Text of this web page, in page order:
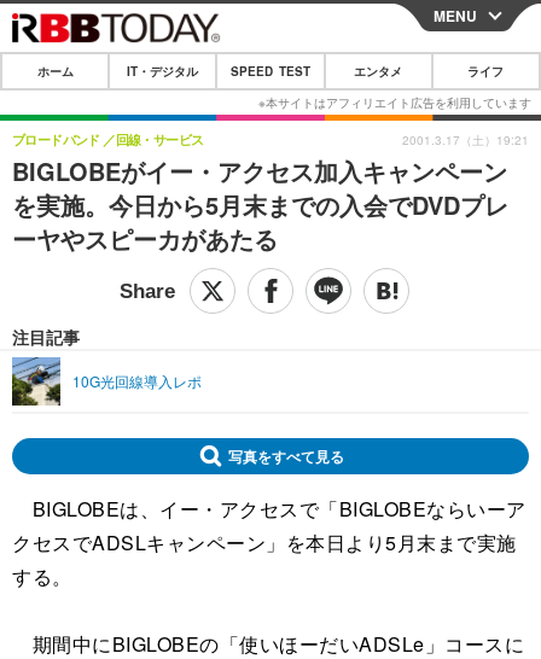
CLOSE
ホーム
IT・デジタル
IT・デジタルTOP スマートフォン
ネタ
その他
SPEED TEST
エンタメ
エンタメTOP 映画・ドラマ
音楽
ショッピング その他
ペット
リリース一覧
プッシュ通知の停止方法
MENU
ホーム IT・デジタル SPEED TEST エンタメ ライフ
BIGLOBEがイー・アクセス加入キャンペーン
を実施。今日から5月末までの入会でDVDプレ
ーヤやスピーカがあたる
ブロードバンド 回線・サービス
注目記事
10G光回線導入レポ
2001.3.17（土）19:21
写真をすべて見る
BIGLOBEは、イー・アクセスで「BIGLOBEならいーア
クセスでADSLキャンペーン」を本日より5月末まで実施
する。
期間中にBIGLOBEの「使いほーだいADSLe」コースに